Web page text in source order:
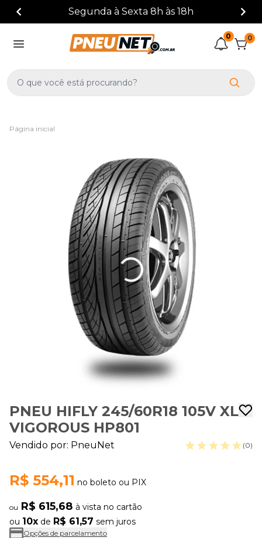
(41) 3388-3872
0 0
Página inicial
PNEU HIFLY 245/60R18 105V XL
VIGOROUS HP801
Vendido por: PneuNet (0)
R$ 554,11 no boleto ou PIX
ou R$ 615,68 à vista no cartão
ou 10x de R$ 61,57 sem juros
Opções de parcelamento